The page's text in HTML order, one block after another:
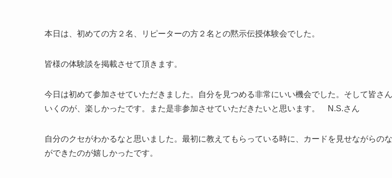
本日は、初めての方２名、リピーターの方２名との黙示伝授体験会でした。
皆様の体験談を掲載させて頂きます。
今日は初めて参加させていただきました。自分を見つめる非常にいい機会でした。そして皆さ
いくのが、楽しかったです。また是非参加させていただきたいと思います。 N.S.さん
自分のクセがわかるなと思いました。最初に教えてもらっている時に、カードを見せながらの
ができたのが嬉しかったです。